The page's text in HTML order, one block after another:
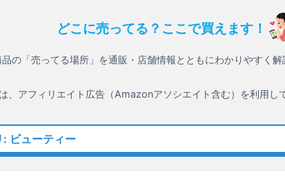
どこに売ってる？ここで買えます！
の「売ってる場所」を通販・店舗情報とともにわかりやすく
、アフィリエイト広告（Amazonアソシエイト含む）を利用し
: ビューティー